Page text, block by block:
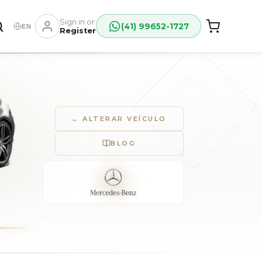
EN
Sign in or
Register
(41) 99652-1727
← ALTERAR VEÍCULO
BLOG